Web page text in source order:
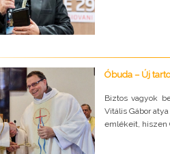
Óbuda – Új
Biztos vagyok
Vitális Gábor
emlékeit, hiszen